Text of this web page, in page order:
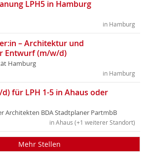
LPH5 in Hamburg
in Hamburg
– Architektur und
Entwurf (m/w/d)
Hamburg
in Hamburg
für LPH 1-5 in Ahaus oder
Architekten BDA Stadtplaner PartmbB
in Ahaus (+1 weiterer Standort)
Mehr Stellen